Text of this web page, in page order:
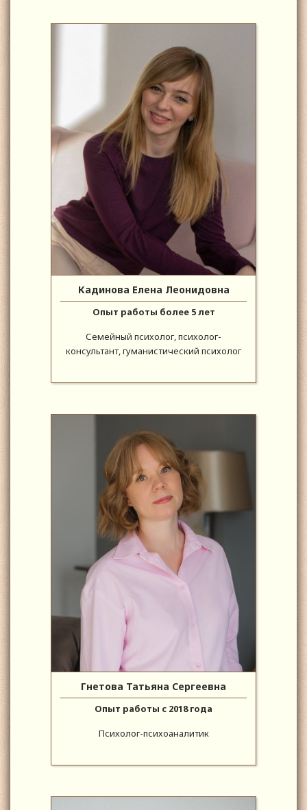
Кадинова Елена Леонидовна
Опыт работы более 5 лет
Семейный психолог, психолог-
консультант, гуманистический психолог
Гнетова Татьяна Сергеевна
Опыт работы с 2018 года
Психолог-психоаналитик